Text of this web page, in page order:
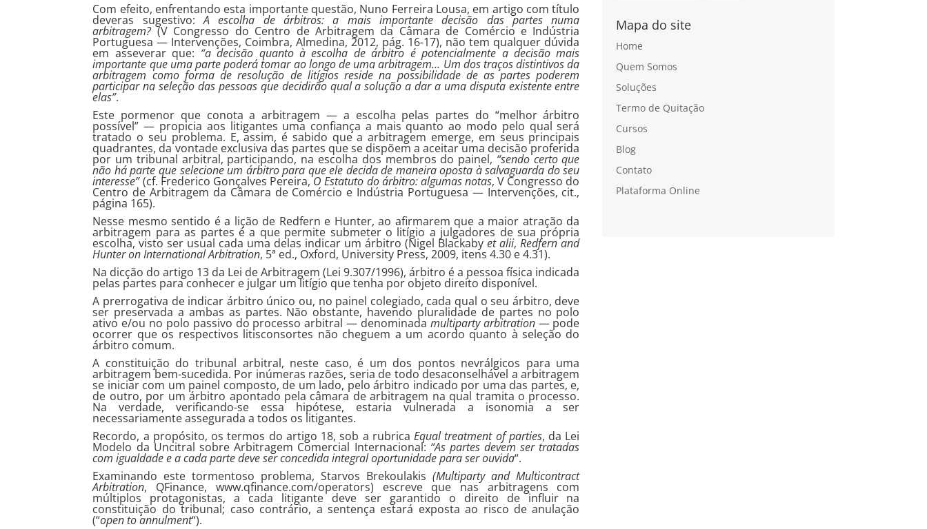
Com efeito, enfrentando esta importante questão, Nuno Ferreira Lousa, em artigo com título
deveras sugestivo:A escolha de árbitros: a mais importante decisão das partes numa
arbitragem?(V Congresso do Centro de Arbitragem da Câmara de Comércio e Indústria
Portuguesa — Intervenções, Coimbra, Almedina, 2012, pág. 16-17), não tem qualquer dúvida
em asseverar que: “a decisão quanto à escolha de árbitro é potencialmente a decisão mais
importante que uma parte poderá tomar ao longo de uma arbitragem… Um dos traços distintivos da
arbitragem como forma de resolução de litígios reside na possibilidade de as partes poderem
participar na seleção das pessoas que decidirão qual a solução a dar a uma disputa existente entre
elas”.
Este pormenor que conota a arbitragem — a escolha pelas partes do “melhor árbitro
possível” — propicia aos litigantes uma confiança a mais quanto ao modo pelo qual será
tratado o seu problema. E, assim, é sabido que a arbitragem emerge, em seus principais
quadrantes, da vontade exclusiva das partes que se dispõem a aceitar uma decisão proferida
por um tribunal arbitral, participando, na escolha dos membros do painel, “sendo certo que
não há parte que selecione um árbitro para que ele decida de maneira oposta à salvaguarda do seu
interesse”(cf. Frederico Gonçalves Pereira,O Estatuto do árbitro: algumas notas, V Congresso do
Centro de Arbitragem da Câmara de Comércio e Indústria Portuguesa — Intervenções, cit.,
página 165).
Nesse mesmo sentido é a lição de Redfern e Hunter, ao afirmarem que a maior atração da
arbitragem para as partes é a que permite submeter o litígio a julgadores de sua própria
escolha, visto ser usual cada uma delas indicar um árbitro (Nigel Blackabyet alii,Redfern and
Hunter on International Arbitration, 5ª ed., Oxford, University Press, 2009, itens 4.30 e 4.31).
Na dicção do artigo 13 da Lei de Arbitragem (Lei 9.307/1996), árbitro é a pessoa física indicada
pelas partes para conhecer e julgar um litígio que tenha por objeto direito disponível.
A prerrogativa de indicar árbitro único ou, no painel colegiado, cada qual o seu árbitro, deve
ser preservada a ambas as partes. Não obstante, havendo pluralidade de partes no polo
ativo e/ou no polo passivo do processo arbitral — denominada multiparty arbitration— pode
ocorrer que os respectivos litisconsortes não cheguem a um acordo quanto à seleção do
árbitro comum.
A constituição do tribunal arbitral, neste caso, é um dos pontos nevrálgicos para uma
arbitragem bem-sucedida. Por inúmeras razões, seria de todo desaconselhável a arbitragem
se iniciar com um painel composto, de um lado, pelo árbitro indicado por uma das partes, e,
de outro, por um árbitro apontado pela câmara de arbitragem na qual tramita o processo.
Na verdade, verificando-se essa hipótese, estaria vulnerada a isonomia a ser
necessariamente assegurada a todos os litigantes.
Recordo, a propósito, os termos do artigo 18, sob a rubricaEqual treatment of parties, da Lei
Modelo da Uncitral sobre Arbitragem Comercial Internacional: “As partes devem ser tratadas
com igualdade e a cada parte deve ser concedida integral oportunidade para ser ouvida“.
Examinando este tormentoso problema, Starvos Brekoulakis(Multiparty and Multicontract
Arbitration, QFinance, www.qfinance.com/operators) escreve que nas arbitragens com
múltiplos protagonistas, a cada litigante deve ser garantido o direito de influir na
constituição do tribunal; caso contrário, a sentença estará exposta ao risco de anulação
(“open to annulment“).
Mapa do site
Home
Quem Somos
Soluções
Termo de Quitação
Cursos
Blog
Contato
Plataforma Online